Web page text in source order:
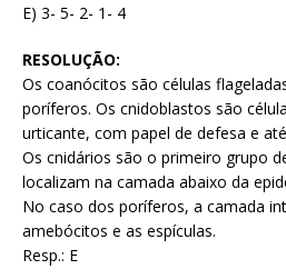
E) 3- 5- 2- 1- 4
RESOLUÇÃO:
Os coanócitos são células
poríferos. Os cnidoblastos são
urticante, com papel de defesa e
Os cnidários são o primeiro grupo
localizam na camada abaixo da
No caso dos poríferos, a camada
amebócitos e as espículas.
Resp.: E